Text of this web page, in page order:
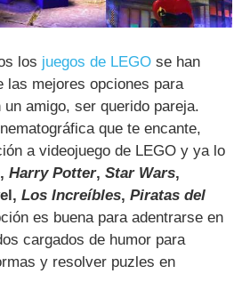
los juegos de LEGO se han
las mejores opciones para
amigo, ser querido pareja.
que te encante,
a videojuego de LEGO y ya lo
,Harry Potter,Star Wars,
Los Increíbles,Piratas del
es buena para adentrarse en
cargados de humor para
y resolver puzles en